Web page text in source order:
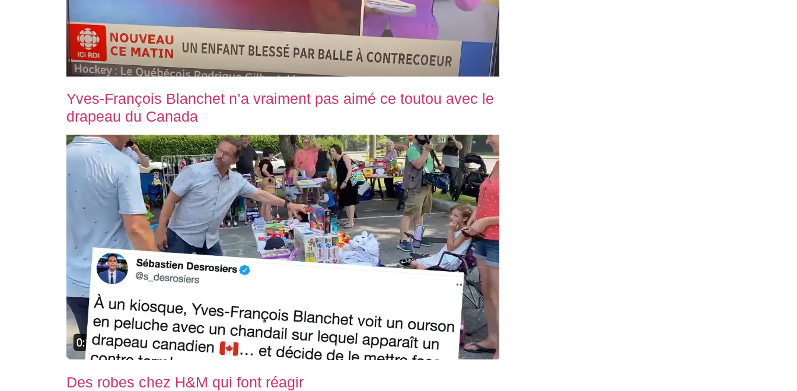
Yves-François Blanchet n’a vraiment pas aimé ce toutou avec le
drapeau du Canada
Des robes chez H&M qui font réagir